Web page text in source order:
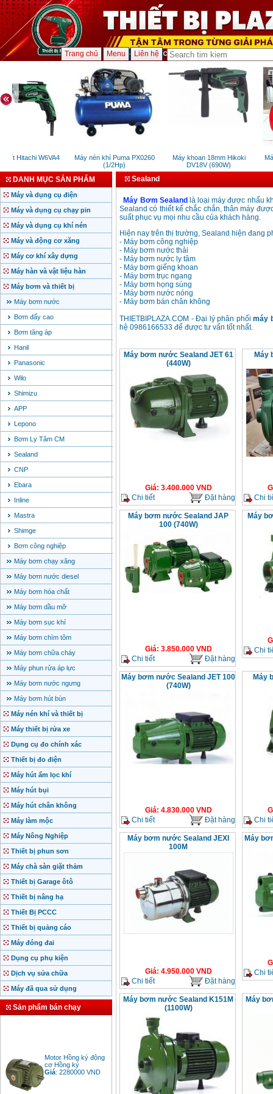
Trang chủ Menu Liên hệ
vít Hitachi W6VA4
Máy nén khí Puma PX0260
(1/2Hp)
Máy khoan 18mm Hikoki
DV18V (690W)
DANH MỤC SẢN PHẨM
Máy và dụng cụ điện
Máy và dụng cụ chạy pin
Máy và dụng cụ khí nén
Máy và động cơ xăng
Máy cơ khí xây dựng
Máy hàn và vật liệu hàn
Máy bơm và thiết bị
Máy bơm nước
Bơm đẩy cao
Bơm tăng áp
Hanil
Panasonic
Wilo
Shimizu
APP
Lepono
Bơm Ly Tâm CM
Sealand
CNP
Ebara
Inline
Mastra
Shimge
Bơm công nghiệp
Máy bơm chạy xăng
Máy bơm nước diesel
Máy bơm hóa chất
Máy bơm dầu mỡ
Máy bơm sục khí
Máy bơm chìm tõm
Máy bơm chữa cháy
Máy phun rửa áp lực
Máy bơm nước ngưng
Máy bơm hút bùn
Máy nén khí và thiết bị
Máy thiết bị rửa xe
Dụng cụ đo chính xác
Thiết bị đo điện
Máy hút ẩm lọc khí
Máy hút bụi
Máy hút chân không
Máy làm mộc
Máy Nông Nghiệp
Thiết bị phun sơn
Máy chà sàn giặt thảm
Thiết bị Garage ôtô
Thiết bị nâng hạ
Thiết Bị PCCC
Thiết bị quảng cáo
Máy đóng đai
Dụng cụ phụ kiện
Dịch vụ sửa chữa
Máy đã qua sử dụng
Sản phẩm bán chạy
Motor Hồng ký động
cơ Hồng ký
Giá :2280000
Sealand
Máy Bơm Sealand là loại máy được nhẩu
Sealand có thiết kế chắc chắn, thân máy
suất phục vụ mọi nhu cầu của khách hàng.
Hiện nay trên thị trường, Sealand hiện đang
- Máy bơm công nghiệp
- Máy bơm nước thải
- Máy bơm nước ly tâm
- Máy bơm giếng khoan
- Máy bơm trục ngang
- Máy bơm họng súng
- Máy bơm nước nóng
- Máy bơm bán chân không
THIETBIPLAZA.COM - Đại lý phân phốimáy
hệ 0986166533 để được tư vấn tốt nhất.
Máy bơm nước Sealand JET 61
(440W)
Giá: 3.400.000VND
Chi tiết
Đặt hàng
Máy
Chi
Máy bơm nước Sealand JAP
100 (740W)
Giá: 3.850.000VND
Chi tiết
Đặt hàng
Máy
Chi
Máy bơm nước Sealand JET 100
(740W)
Giá: 4.830.000VND
Chi tiết
Đặt hàng
Máy
Chi
Máy bơm nước Sealand JEXI
100M
Giá: 4.950.000VND
Chi tiết
Đặt hàng
Máy
Chi
Máy bơm nước Sealand K151M
(1100W)
Máy